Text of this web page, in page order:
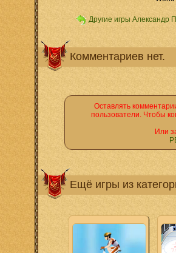
Другие игры Александр
Комментариев нет.
Оставлять
пользователи. Чтобы
Или
Ещё игры из